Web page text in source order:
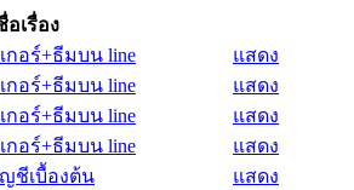
อเรื่อง
อร์+ธีมบน line
แสดง
อร์+ธีมบน line
แสดง
อร์+ธีมบน line
แสดง
อร์+ธีมบน line
แสดง
ญชีเบื้องต้น
แสดง